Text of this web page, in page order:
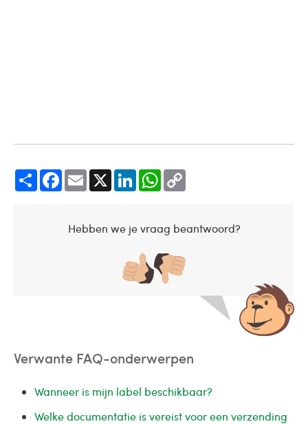
Share Facebook Email LinkedIn WhatsApp
Hebben we je vraag beantwoord?
Verwante FAQ-onderwerpen
Wanneer is mijn label beschikbaar?
Welke documentatie is vereist voor een verzending